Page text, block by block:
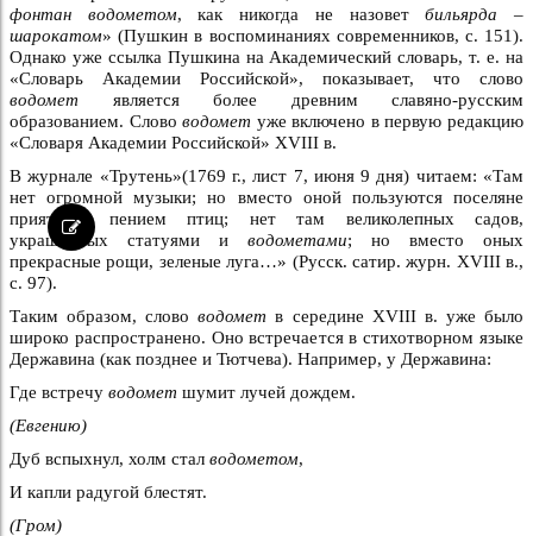
фонтан водометом, как никогда не назоветбильярда –
шарокатом» (Пушкин в воспоминаниях современников, с. 151).
Однако уже ссылка Пушкина на Академический словарь, т. е. на
«Словарь Академии Российской», показывает, что слово
водомет является более древним славяно-русским
образованием. Слововодомет уже включено в первую редакцию
«Словаря Академии Российской» XVIII в.
В журнале «Трутень»(1769 г., лист 7, июня 9 дня) читаем: «Там
нет огромной музыки; но вместо оной пользуются поселяне
приятным пением птиц; нет там великолепных садов,
украшенных статуями и водометами; но вместо оных
прекрасные рощи, зеленые луга…» (Русск. сатир. журн. XVIII в.,
с. 97).
Таким образом, слововодомет в середине XVIII в. уже было
широко распространено. Оно встречается в стихотворном языке
Державина (как позднее и Тютчева). Например, у Державина:
Где встречу водомет шумит лучей дождем.
(Евгению)
Дуб вспыхнул, холм стал водометом,
И капли радугой блестят.
(Гром)